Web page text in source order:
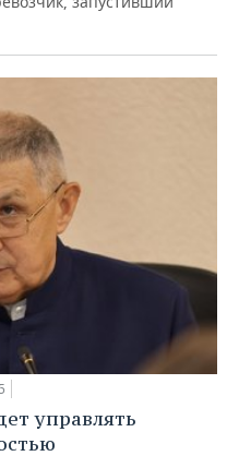
управлять